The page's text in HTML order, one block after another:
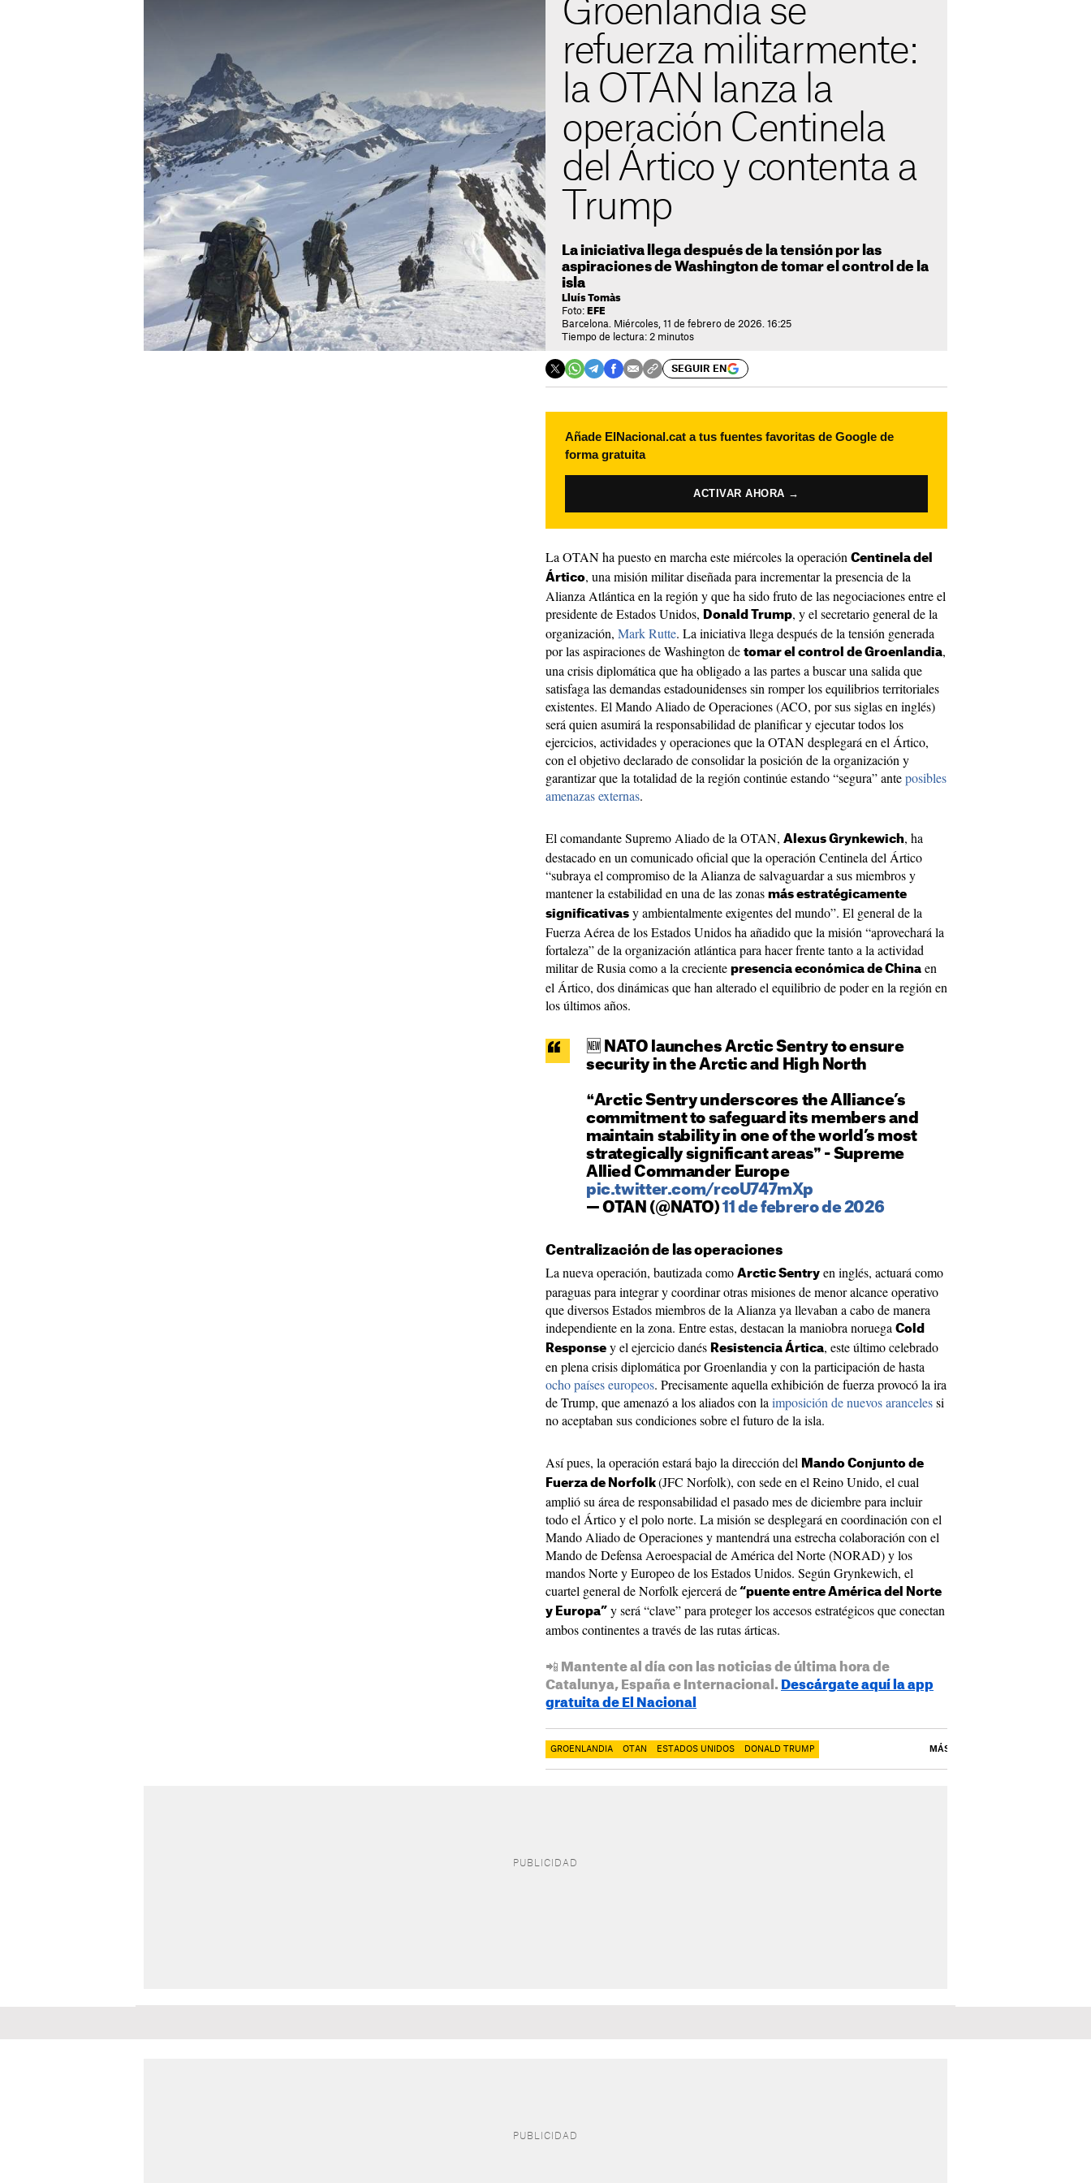
Groenlandia se
refuerza militarmente:
la OTAN lanza la
operación Centinela
del Ártico y contenta a
Trump
La iniciativa llega después de la tensión por las
aspiraciones de Washington de tomar el control de la
isla
Lluís Tomàs
Foto: EFE
Barcelona. Miércoles, 11 de febrero de 2026. 16:25
Tiempo de lectura: 2 minutos
SEGUIR EN
Añade ElNacional.cat a tus fuentes favoritas de Google de
forma gratuita
ACTIVAR AHORA →
La OTAN ha puesto en marcha este miércoles la operación Centinela del
Ártico, una misión militar diseñada para incrementar la presencia de la
Alianza Atlántica en la región y que ha sido fruto de las negociaciones entre el
presidente de Estados Unidos, Donald Trump, y el secretario general de la
organización, Mark Rutte. La iniciativa llega después de la tensión generada
por las aspiraciones de Washington de tomar el control de Groenlandia,
una crisis diplomática que ha obligado a las partes a buscar una salida que
satisfaga las demandas estadounidenses sin romper los equilibrios territoriales
existentes. El Mando Aliado de Operaciones (ACO, por sus siglas en inglés)
será quien asumirá la responsabilidad de planificar y ejecutar todos los
ejercicios, actividades y operaciones que la OTAN desplegará en el Ártico,
con el objetivo declarado de consolidar la posición de la organización y
garantizar que la totalidad de la región continúe estando “segura” anteposibles
amenazas externas.​​
El comandante Supremo Aliado de la OTAN, Alexus Grynkewich, ha
destacado en un comunicado oficial que la operación Centinela del Ártico
“subraya el compromiso de la Alianza de salvaguardar a sus miembros y
mantener la estabilidad en una de las zonas más estratégicamente
significativas y ambientalmente exigentes del mundo”. El general de la
Fuerza Aérea de los Estados Unidos ha añadido que la misión “aprovechará la
fortaleza” de la organización atlántica para hacer frente tanto a la actividad
militar de Rusia como a la creciente presencia económica de China en
el Ártico, dos dinámicas que han alterado el equilibrio de poder en la región en
los últimos años.​​​​​​​​​
🆕 NATO launches Arctic Sentry to ensure
security in the Arctic and High North
❝Arctic Sentry underscores the Alliance’s
commitment to safeguard its members and
maintain stability in one of the world’s most
strategically significant areas❞ - Supreme
Allied Commander Europe
pic.twitter.com/rcoU747mXp
— OTAN (@NATO)11 de febrero de 2026
Centralización de las operaciones
La nueva operación, bautizada como Arctic Sentry en inglés, actuará como
paraguas para integrar y coordinar otras misiones de menor alcance operativo
que diversos Estados miembros de la Alianza ya llevaban a cabo de manera
independiente en la zona. Entre estas, destacan la maniobra noruega Cold
Response y el ejercicio danés Resistencia Ártica, este último celebrado
en plena crisis diplomática por Groenlandia y con la participación de hasta
ocho países europeos. Precisamente aquella exhibición de fuerza provocó la ira
de Trump, que amenazó a los aliados con la imposición de nuevos arancelessi
no aceptaban sus condiciones sobre el futuro de la isla.​​​​​​​​​​​​​​​​
Así pues, la operación estará bajo la dirección del Mando Conjunto de
Fuerza de Norfolk (JFC Norfolk), con sede en el Reino Unido, el cual
amplió su área de responsabilidad el pasado mes de diciembre para incluir
todo el Ártico y el polo norte. La misión se desplegará en coordinación con el
Mando Aliado de Operaciones y mantendrá una estrecha colaboración con el
Mando de Defensa Aeroespacial de América del Norte (NORAD) y los
mandos Norte y Europeo de los Estados Unidos. Según Grynkewich, el
cuartel general de Norfolk ejercerá de “puente entre América del Norte
y Europa” y será “clave” para proteger los accesos estratégicos que conectan
ambos continentes a través de las rutas árticas.​​​​​​​​​​​​​​​
📲 Mantente al día con las noticias de última hora de
Catalunya, España e Internacional. Descárgate aquí la app
gratuita de El Nacional
GROENLANDIA OTAN ESTADOS UNIDOS DONALD TRUMP MÁS